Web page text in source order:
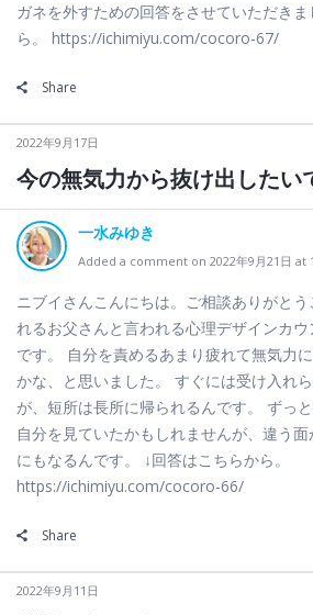
ガネを外すための回答をさせていただき
ら。 https://ichimiyu.com/cocoro-67/
Share
2022年9月17日
今の無気力から抜け出したい
一水みゆき
Added a comment on 2022年9月21日 at
ニブイさんこんにちは。ご相談ありがと
れるお父さんと言われる心理デザインカ
です。 自分を責めるあまり疲れて無気力
かな、と思いました。 すぐには受け入れ
が、短所は長所に帰られるんです。 ずっ
自分を見ていたかもしれませんが、違う
にもなるんです。 ↓回答はこちらから。
https://ichimiyu.com/cocoro-66/
Share
2022年9月11日